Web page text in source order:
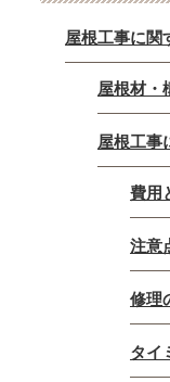
屋根工事に関
屋根材・
屋根工事
費用
注意
修理
タイ